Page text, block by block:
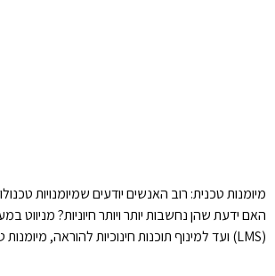
מיומנות טכנית: רוב האנשים יודעים שמיומנויות
האם ידעת שהן נחשבות יותר ויותר חיוניות? מניווט
(LMS) ועד למינוף תוכנות חינוכיות להוראה, מיומנות טכנולוגית היא הכרחית.